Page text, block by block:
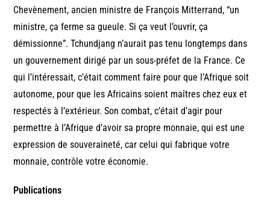
Chevènement, ancien ministre de François Mitterrand, “un
ministre, ça ferme sa gueule. Si ça veut l’ouvrir, ça
démissionne”. Tchundjang n’aurait pas tenu longtemps dans
un gouvernement dirigé par un sous-préfet de la France. Ce
qui l’intéressait, c’était comment faire pour que l’Afrique soit
autonome, pour que les Africains soient maîtres chez eux et
respectés à l’extérieur. Son combat, c’était d’agir pour
permettre à l’Afrique d’avoir sa propre monnaie, qui est une
expression de souveraineté, car celui qui fabrique votre
monnaie, contrôle votre économie.
Publications